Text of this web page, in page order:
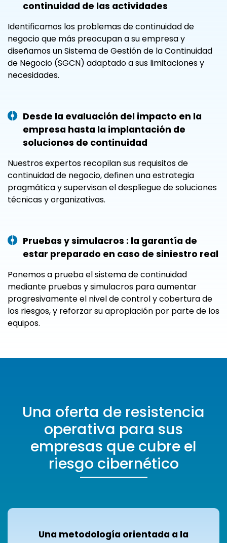
continuidad de las actividades
Identificamos los problemas de continuidad de
negocio que más preocupan a su empresa y
diseñamos un Sistema de Gestión de la Continuidad
de Negocio (SGCN) adaptado a sus limitaciones y
necesidades.
Desde la evaluación del impacto en la
empresa hasta la implantación de
soluciones de continuidad
Nuestros expertos recopilan sus requisitos de
continuidad de negocio, definen una estrategia
pragmática y supervisan el despliegue de soluciones
técnicas y organizativas.
Pruebas y simulacros : la garantía de
estar preparado en caso de siniestro real
Ponemos a prueba el sistema de continuidad
mediante pruebas y simulacros para aumentar
progresivamente el nivel de control y cobertura de
los riesgos, y reforzar su apropiación por parte de los
equipos.
Una oferta de resistencia
operativa para sus
empresas que cubre el
riesgo cibernético
Una metodología orientada a la